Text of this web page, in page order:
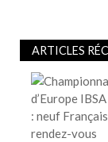
ARTICLES